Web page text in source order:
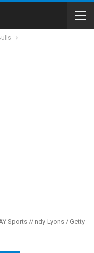
Sports // ndy Lyons / Getty